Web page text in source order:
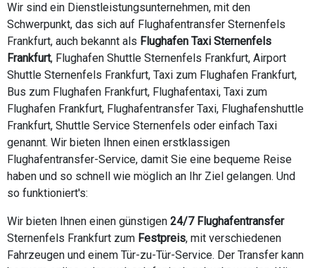
Wir sind ein Dienstleistungsunternehmen, mit den
Schwerpunkt, das sich auf Flughafentransfer Sternenfels
Frankfurt, auch bekannt als Flughafen Taxi Sternenfels
Frankfurt, Flughafen Shuttle Sternenfels Frankfurt, Airport
Shuttle Sternenfels Frankfurt, Taxi zum Flughafen Frankfurt,
Bus zum Flughafen Frankfurt, Flughafentaxi, Taxi zum
Flughafen Frankfurt, Flughafentransfer Taxi, Flughafenshuttle
Frankfurt, Shuttle Service Sternenfels oder einfach Taxi
genannt. Wir bieten Ihnen einen erstklassigen
Flughafentransfer-Service, damit Sie eine bequeme Reise
haben und so schnell wie möglich an Ihr Ziel gelangen. Und
so funktioniert's:
Wir bieten Ihnen einen günstigen 24/7 Flughafentransfer
Sternenfels Frankfurt zum Festpreis, mit verschiedenen
Fahrzeugen und einem Tür-zu-Tür-Service. Der Transfer kann